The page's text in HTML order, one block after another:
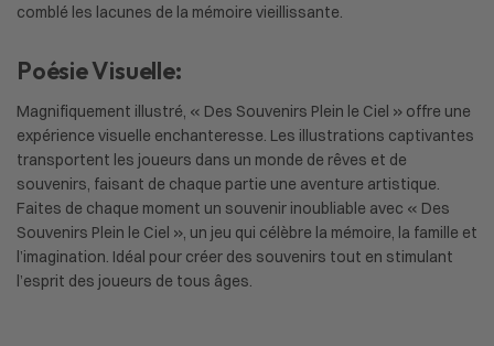
comblé les lacunes de la mémoire vieillissante.
Poésie Visuelle:
Magnifiquement illustré, « Des Souvenirs Plein le Ciel » offre une
expérience visuelle enchanteresse. Les illustrations captivantes
transportent les joueurs dans un monde de rêves et de
souvenirs, faisant de chaque partie une aventure artistique.
Faites de chaque moment un souvenir inoubliable avec « Des
Souvenirs Plein le Ciel », un jeu qui célèbre la mémoire, la famille et
l’imagination. Idéal pour créer des souvenirs tout en stimulant
l’esprit des joueurs de tous âges.